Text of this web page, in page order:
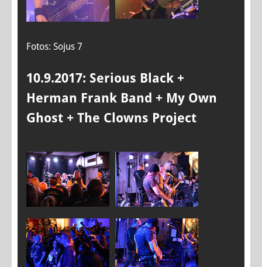
Fotos: Sojus 7
10.9.2017: Serious Black +
Herman Frank Band + My Own
Ghost + The Clowns Project